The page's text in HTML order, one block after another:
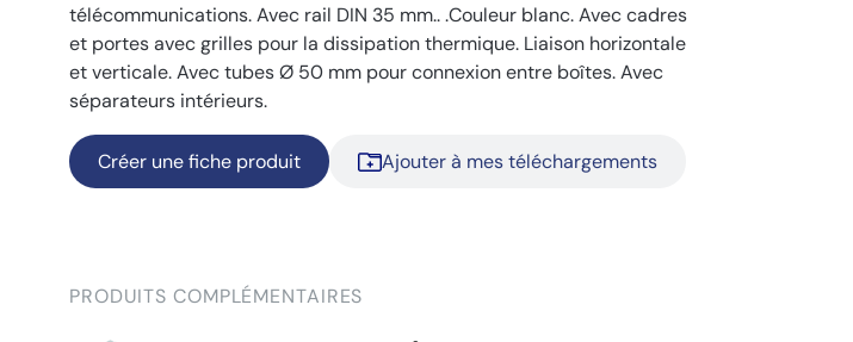
télécommunications. Avec rail DIN 35 mm.. .Couleur blanc. Avec cadres
et portes avec grilles pour la dissipation thermique. Liaison horizontale
et verticale. Avec tubes Ø 50 mm pour connexion entre boîtes. Avec
séparateurs intérieurs.
Créer une fiche produit Ajouter à mes téléchargements
PRODUITS COMPLÉMENTAIRES